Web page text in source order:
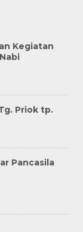
Kegiatan
Priok tp.
Pancasila